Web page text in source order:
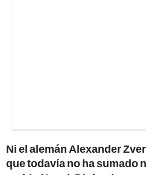
Ni el alemán Alexander
que todavía no ha sumado